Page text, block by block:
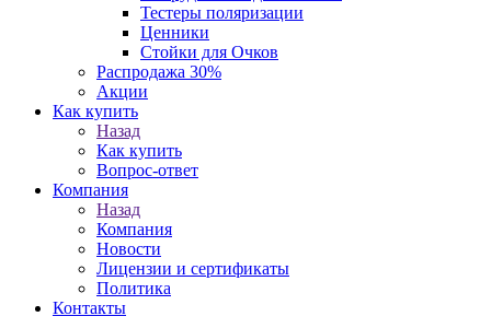
Тестеры поляризации
Ценники
Стойки для Очков
Распродажа 30%
Акции
Как купить
Назад
Как купить
Вопрос-ответ
Компания
Назад
Компания
Новости
Лицензии и сертификаты
Политика
Контакты